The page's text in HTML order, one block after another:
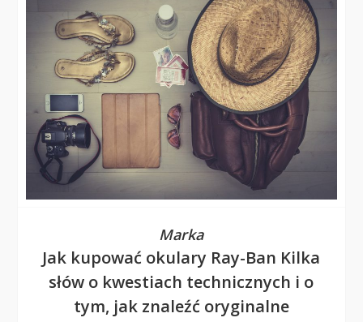
Marka
Jak kupować okulary Ray-Ban Kilka
słów o kwestiach technicznych i o
tym, jak znaleźć oryginalne